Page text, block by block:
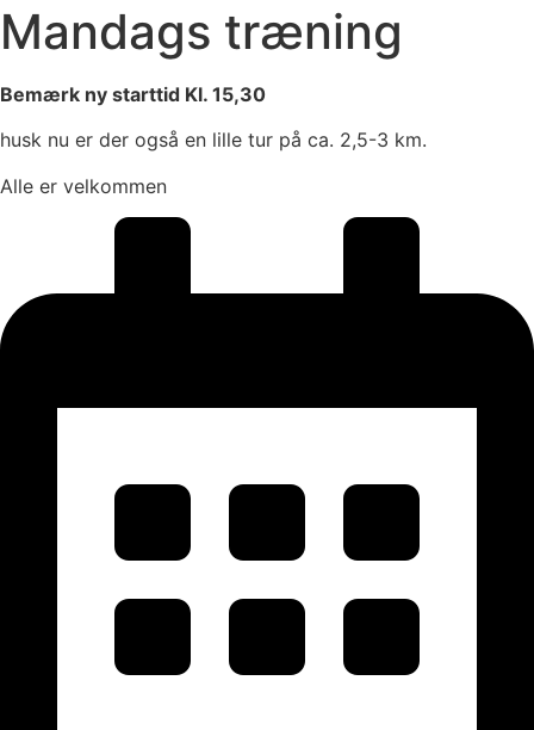
Mandags træning
Bemærk ny starttid Kl. 15,30
husk nu er der også en lille tur på ca. 2,5-3 km.
Alle er velkommen